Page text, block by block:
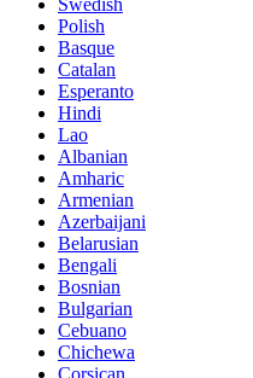
Swedish
Polish
Basque
Catalan
Esperanto
Hindi
Lao
Albanian
Amharic
Armenian
Azerbaijani
Belarusian
Bengali
Bosnian
Bulgarian
Cebuano
Chichewa